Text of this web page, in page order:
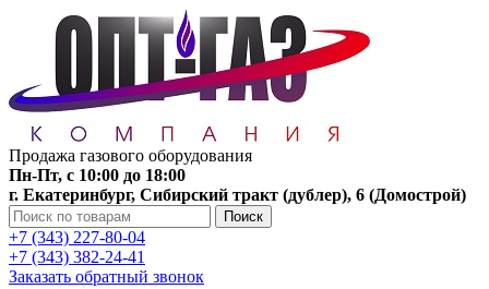
Продажа газового оборудования
Пн-Пт, с 10:00 до 18:00
г. Екатеринбург, Сибирский тракт (дублер), 6 (Домострой)
Поиск
+7 (343) 227-80-04
+7 (343) 382-24-41
Заказать обратный звонок